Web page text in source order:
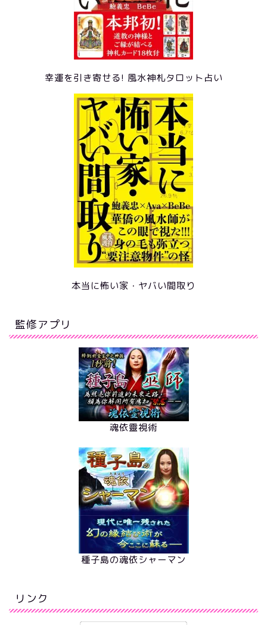
幸運を引き寄せる! 風水神札タロット占い
本当に怖い家・ヤバい間取り
監修アプリ
魂依靈視術
種子島の魂依シャーマン
リンク